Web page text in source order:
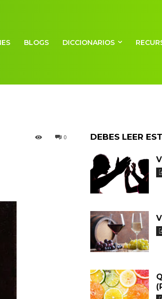
BLOGS DICCIONARIOS
San
0 DEBES LEER